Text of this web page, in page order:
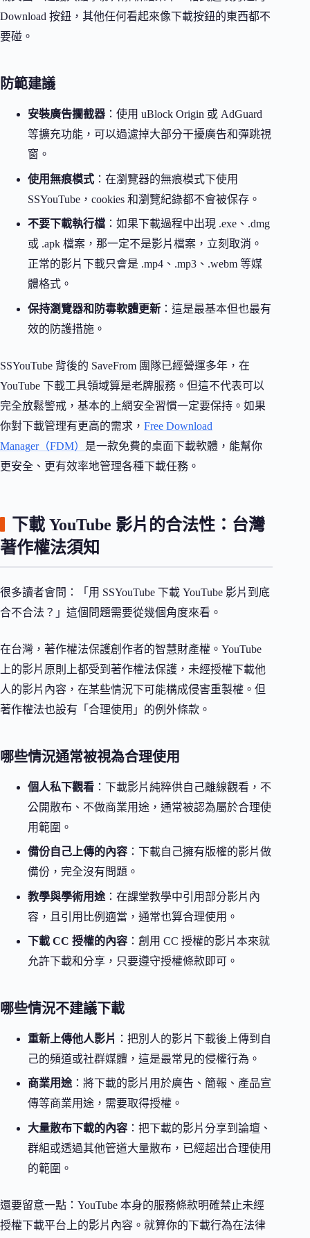
Download 按鈕，其他任何看起來像下載按鈕的東西都不
要碰。
防範建議
安裝廣告攔截器 ：使用 uBlock Origin 或 AdGuard
等擴充功能，可以過濾掉大部分干擾廣告和彈跳視
窗。
使用無痕模式 ：在瀏覽器的無痕模式下使用
SSYouTube，cookies 和瀏覽紀錄都不會被保存。
不要下載執行檔 ：如果下載過程中出現 .exe、.dmg
或 .apk 檔案，那一定不是影片檔案，立刻取消。
正常的影片下載只會是 .mp4、.mp3、.webm 等媒
體格式。
保持瀏覽器和防毒軟體更新 ：這是最基本但也最有
效的防護措施。
SSYouTube 背後的 SaveFrom 團隊已經營運多年，在
YouTube 下載工具領域算是老牌服務。但這不代表可以
完全放鬆警戒，基本的上網安全習慣一定要保持。如果
你對下載管理有更高的需求， Free Download
Manager（FDM） 是一款免費的桌面下載軟體，能幫你
更安全、更有效率地管理各種下載任務。
下載 YouTube 影片的合法性：台灣
著作權法須知
很多讀者會問：「用 SSYouTube 下載 YouTube 影片到底
合不合法？」這個問題需要從幾個角度來看。
在台灣，著作權法保護創作者的智慧財產權。YouTube
上的影片原則上都受到著作權法保護，未經授權下載他
人的影片內容，在某些情況下可能構成侵害重製權。但
著作權法也設有「合理使用」的例外條款。
哪些情況通常被視為合理使用
個人私下觀看 ：下載影片純粹供自己離線觀看，不
公開散布、不做商業用途，通常被認為屬於合理使
用範圍。
備份自己上傳的內容 ：下載自己擁有版權的影片做
備份，完全沒有問題。
教學與學術用途 ：在課堂教學中引用部分影片內
容，且引用比例適當，通常也算合理使用。
下載 CC 授權的內容 ：創用 CC 授權的影片本來就
允許下載和分享，只要遵守授權條款即可。
哪些情況不建議下載
重新上傳他人影片 ：把別人的影片下載後上傳到自
己的頻道或社群媒體，這是最常見的侵權行為。
商業用途：將下載的影片用於廣告、簡報、產品宣
傳等商業用途，需要取得授權。
大量散布下載的內容 ：把下載的影片分享到論壇、
群組或透過其他管道大量散布，已經超出合理使用
的範圍。
還要留意一點：YouTube 本身的服務條款明確禁止未經
授權下載平台上的影片內容。就算你的下載行為在法律